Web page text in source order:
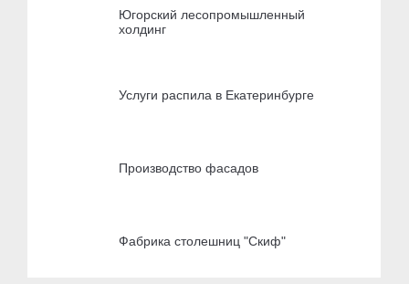
Югорский лесопромышленный
холдинг
Услуги распила в Екатеринбурге
Производство фасадов
Фабрика столешниц "Скиф"